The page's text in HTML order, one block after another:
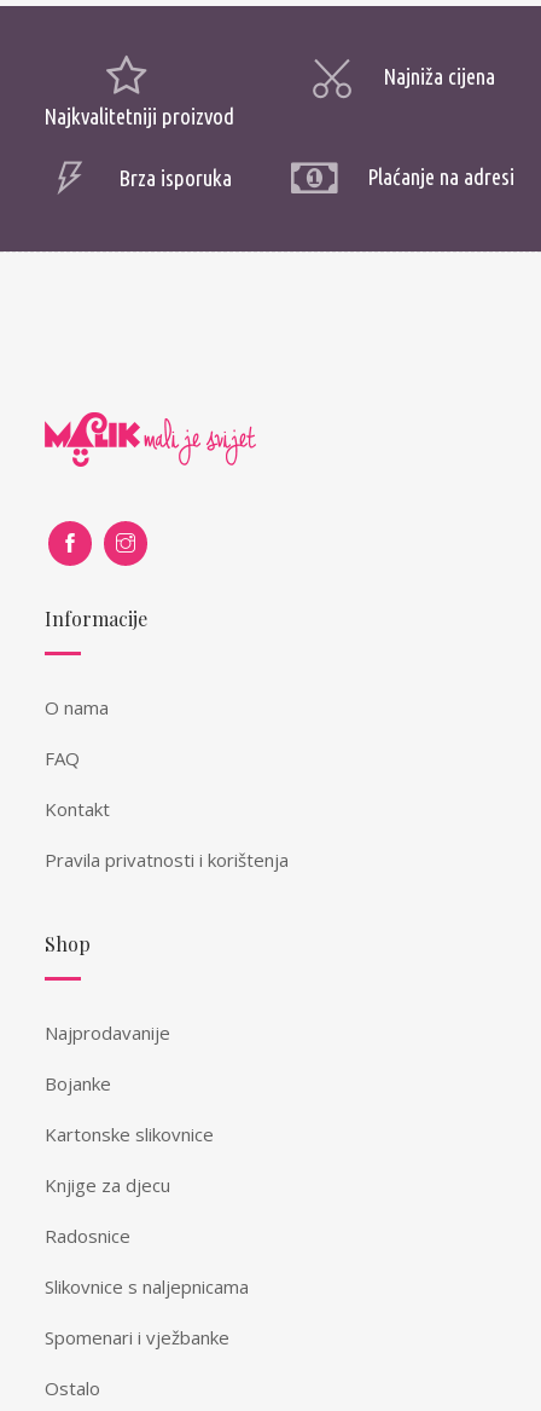
Najkvalitetniji proizvod
Najniža cijena
Brza isporuka Plaćanje na adresi
Informacije
O nama
FAQ
Kontakt
Pravila privatnosti i korištenja
Shop
Najprodavanije
Bojanke
Kartonske slikovnice
Knjige za djecu
Radosnice
Slikovnice s naljepnicama
Spomenari i vježbanke
Ostalo